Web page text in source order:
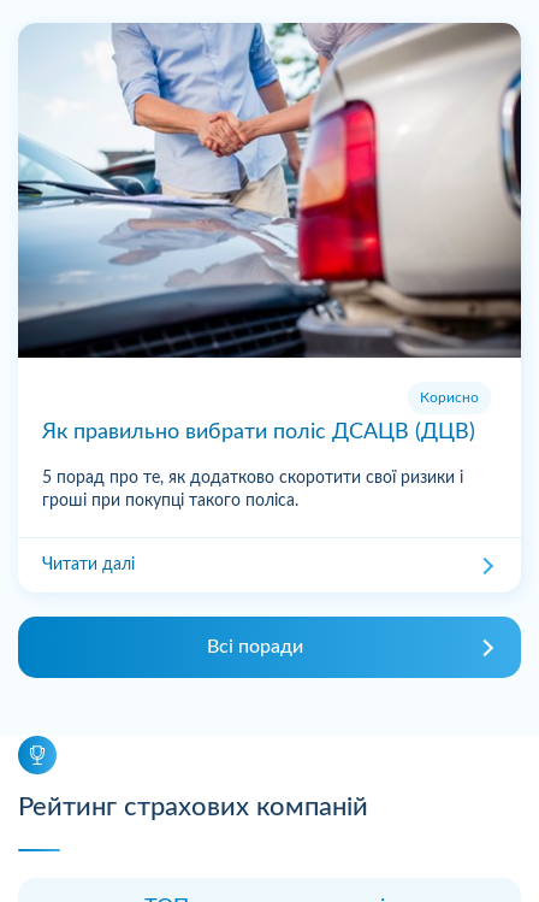
Корисно
Як правильно вибрати поліс ДСАЦВ (ДЦВ)
5 порад про те, як додатково скоротити свої ризики і
гроші при покупці такого поліса.
Читати далі
Всі поради
Рейтинг страхових компаній